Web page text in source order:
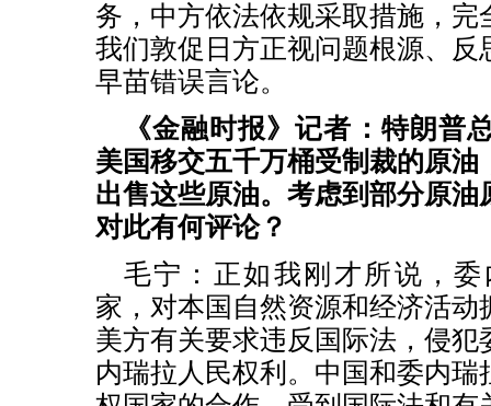
务，中方依法依规采取措施，完
我们敦促日方正视问题根源、反
早苗错误言论。
《金融时报》记者：特朗普
美国移交五千万桶受制裁的原油
出售这些原油。考虑到部分原油
对此有何评论？
毛宁：正如我刚才所说，
家，对本国自然资源和经济活动
美方有关要求违反国际法，侵犯
内瑞拉人民权利。中国和委内